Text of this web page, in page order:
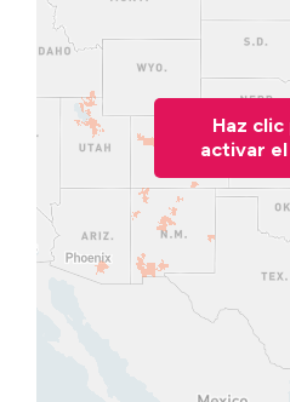
Haz clic
activar